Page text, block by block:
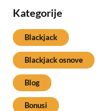
Kategorije
Blackjack
Blackjack osnove
Blog
Bonusi